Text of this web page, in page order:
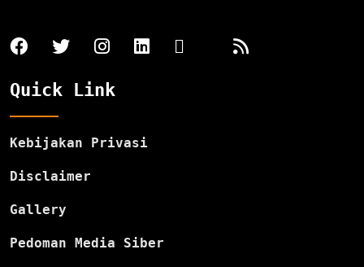
Quick Link
Kebijakan Privasi
Disclaimer
Gallery
Pedoman Media Siber